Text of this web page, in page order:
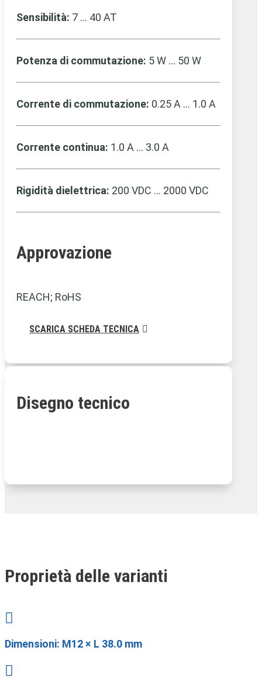
Sensibilità: 7 … 40 AT
Potenza di commutazione: 5 W … 50 W
Corrente di commutazione: 0.25 A … 1.0 A
Corrente continua: 1.0 A … 3.0 A
Rigidità dielettrica: 200 VDC … 2000 VDC
Approvazione
REACH; RoHS
SCARICA SCHEDA TECNICA
Disegno tecnico
Proprietà delle varianti

Dimensioni: M12 × L 38.0 mm
